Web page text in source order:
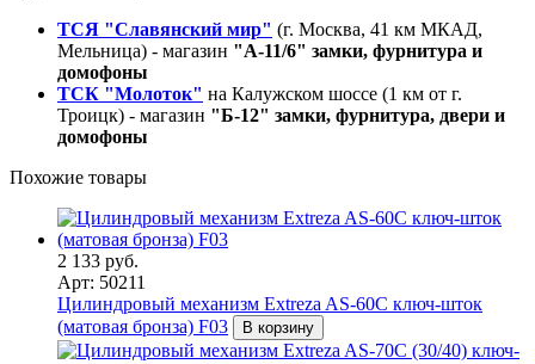
ТСЯ "Славянский мир" (г. Москва, 41 км МКАД,
Мельница) - магазин "А-11/6" замки, фурнитура и
домофоны
ТСК "Молоток" на Калужском шоссе (1 км от г.
Троицк) - магазин "Б-12" замки, фурнитура, двери и
домофоны
Похожие товары
2 133 руб.
Арт: 50211
Цилиндровый механизм Extreza AS-60C ключ-шток
(матовая бронза) F03
В корзину